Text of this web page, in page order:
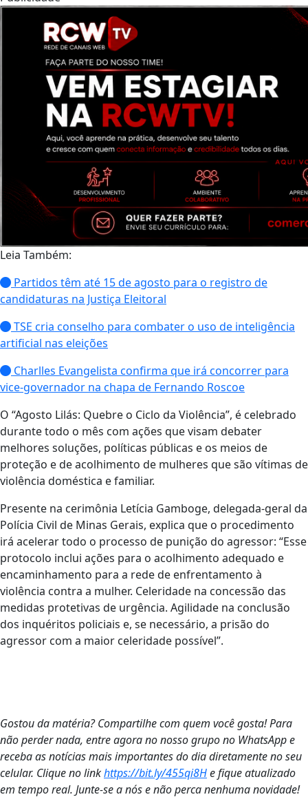
Leia Também:
Partidos têm até 15 de agosto para o registro de
candidaturas na Justiça Eleitoral
TSE cria conselho para combater o uso de inteligência
artificial nas eleições
Charlles Evangelista confirma que irá concorrer para
vice-governador na chapa de Fernando Roscoe
O “Agosto Lilás: Quebre o Ciclo da Violência”, é celebrado
durante todo o mês com ações que visam debater
melhores soluções, políticas públicas e os meios de
proteção e de acolhimento de mulheres que são vítimas de
violência doméstica e familiar.
Presente na cerimônia Letícia Gamboge, delegada-geral da
Polícia Civil de Minas Gerais, explica que o procedimento
irá acelerar todo o processo de punição do agressor: “Esse
protocolo inclui ações para o acolhimento adequado e
encaminhamento para a rede de enfrentamento à
violência contra a mulher. Celeridade na concessão das
medidas protetivas de urgência. Agilidade na conclusão
dos inquéritos policiais e, se necessário, a prisão do
agressor com a maior celeridade possível”.
Gostou da matéria? Compartilhe com quem você gosta! Para
não perder nada, entre agora no nosso grupo no WhatsApp e
receba as notícias mais importantes do dia diretamente no seu
celular. Clique no linkhttps://bit.ly/455qi8He fique atualizado
em tempo real. Junte-se a nós e não perca nenhuma novidade!